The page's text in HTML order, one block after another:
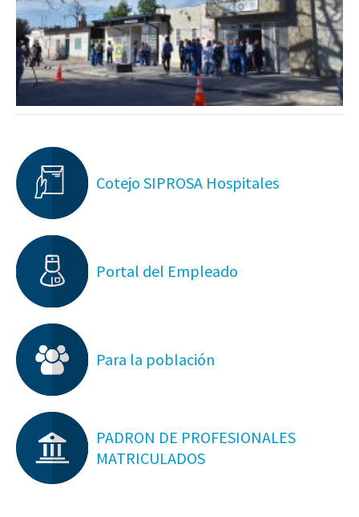
Cotejo SIPROSA Hospitales
Portal del Empleado
Para la población
PADRON DE PROFESIONALES
MATRICULADOS